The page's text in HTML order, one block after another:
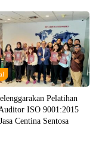
Pelatihan
ISO 9001:2015
Centina Sentosa